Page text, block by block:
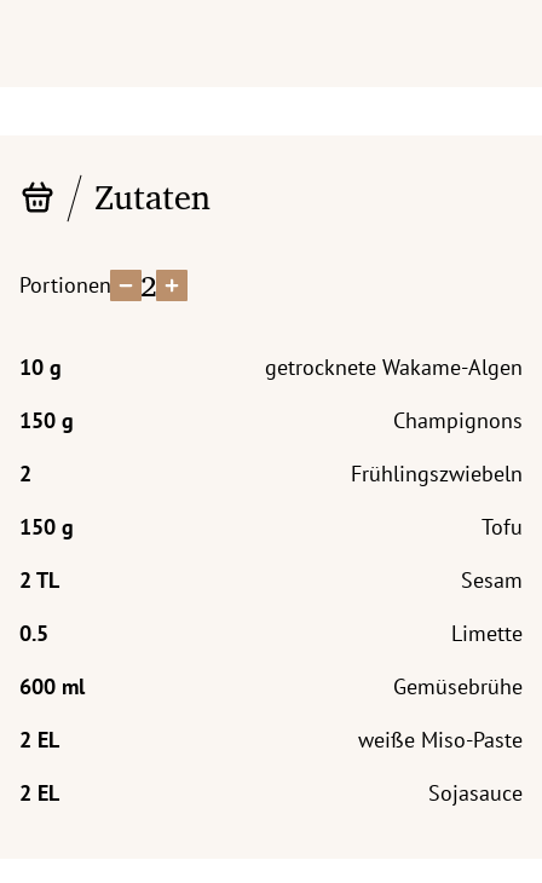
Zutaten
Portionen 2
getrocknete Wakame-Algen
Champignons
Frühlingszwiebeln
Tofu
Sesam
Limette
Gemüsebrühe
weiße Miso-Paste
Sojasauce